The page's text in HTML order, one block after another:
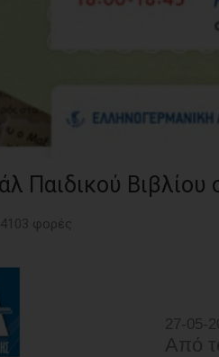
Παιδικού Βιβλίου
φορές
27-05-
Από